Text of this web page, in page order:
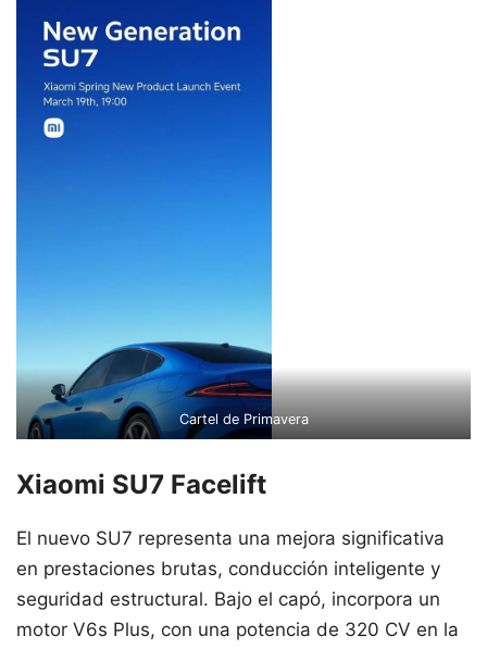
Cartel de Primavera
Xiaomi SU7 Facelift
El nuevo SU7 representa una mejora significativa
en prestaciones brutas, conducción inteligente y
seguridad estructural. Bajo el capó, incorpora un
motor V6s Plus, con una potencia de 320 CV en la